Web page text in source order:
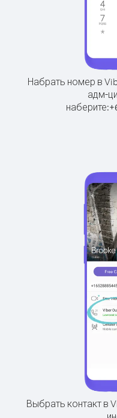
Набрать номер в
адм-
наберите:+
Выбрать контакт в